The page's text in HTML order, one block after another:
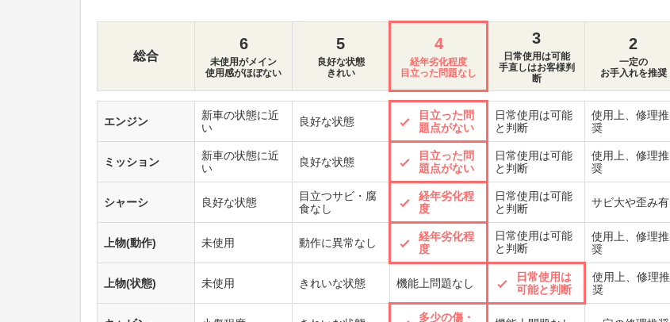
総合
6
未使用がメイン
使用感がほぼない
5
良好な状態
きれい
4
経年劣化程度
目立った問題なし
3
日常使用は可能
手直しはお客様判
断
2
一定の
お手入れを推奨
エンジン
新車の状態に近
い
良好な状態
目立った問
題点がない
日常使用は可能
と判断
使用上、修理推
奨
ミッション
新車の状態に近
い
良好な状態
目立った問
題点がない
日常使用は可能
と判断
使用上、修理推
奨
シャーシ 良好な状態
目立つサビ・腐
食なし
経年劣化程
度
日常使用は可能
と判断
サビ大や歪み有
上物(動作) 未使用 動作に異常なし
経年劣化程
度
日常使用は可能
と判断
使用上、修理推
奨
上物(状態) 未使用 きれいな状態 機能上問題なし
日常使用は
可能と判断
使用上、修理推
奨
多少の傷・